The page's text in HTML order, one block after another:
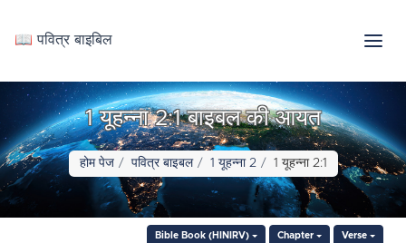
📖 पवित्र बाइबिल
1 यूहन्ना 2:1 बाइबल की आयत
होम पेज पवित्र बाइबल 1 यूहन्ना 2 1 यूहन्ना 2:1
Bible Book (HINIRV) Chapter Verse